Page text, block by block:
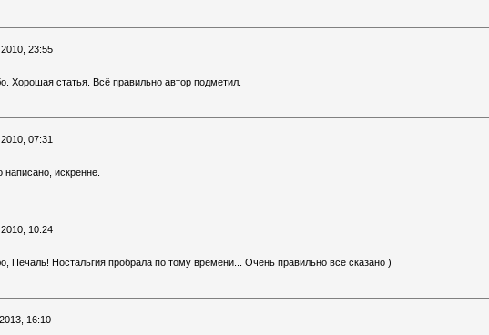
23:55
Хорошая статья. Всё правильно автор подметил.
07:31
искренне.
10:24
Печаль! Ностальгия пробрала по тому времени... Очень правильно всё сказано )
16:10